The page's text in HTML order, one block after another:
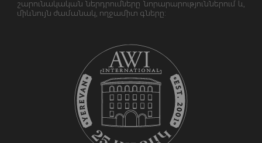
շարունակական ներդրումները նորարարություններում և,
միևնույն ժամանակ, ողջամիտ գները: